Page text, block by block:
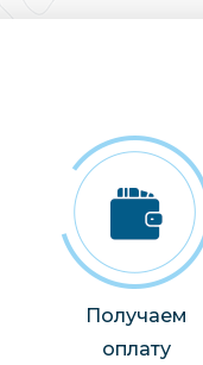
Получаем
оплату